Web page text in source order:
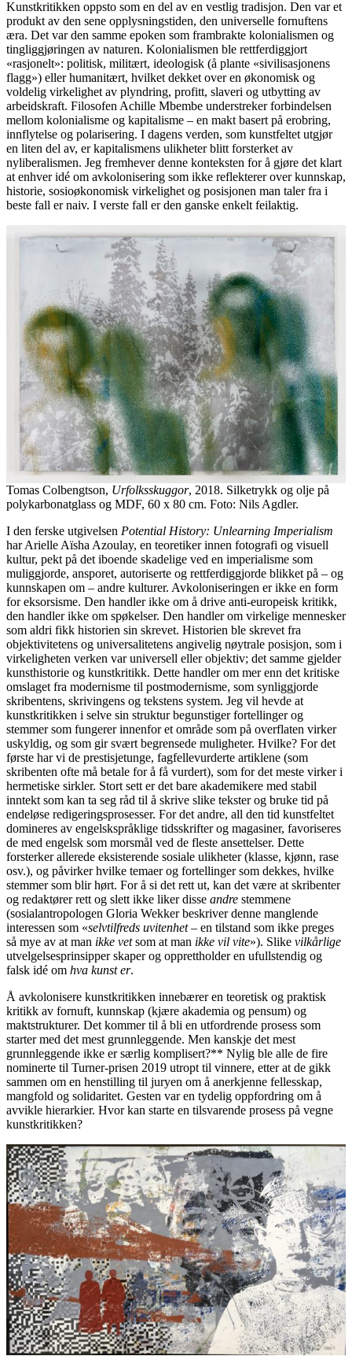
Kunstkritikken oppsto som en del av en vestlig tradisjon. Den var et
produkt av den sene opplysningstiden, den universelle fornuftens
æra. Det var den samme epoken som frambrakte kolonialismen og
tingliggjøringen av naturen. Kolonialismen ble rettferdiggjort
«rasjonelt»: politisk, militært, ideologisk (å plante «sivilisasjonens
flagg») eller humanitært, hvilket dekket over en økonomisk og
voldelig virkelighet av plyndring, profitt, slaveri og utbytting av
arbeidskraft. Filosofen Achille Mbembe understreker forbindelsen
mellom kolonialisme og kapitalisme – en makt basert på erobring,
innflytelse og polarisering. I dagens verden, som kunstfeltet utgjør
en liten del av, er kapitalismens ulikheter blitt forsterket av
nyliberalismen. Jeg fremhever denne konteksten for å gjøre det klart
at enhver idé om avkolonisering som ikke reflekterer over kunnskap,
historie, sosioøkonomisk virkelighet og posisjonen man taler fra i
beste fall er naiv. I verste fall er den ganske enkelt feilaktig.
Tomas Colbengtson, Urfolksskuggor, 2018. Silketrykk og olje på
polykarbonatglass og MDF, 60 x 80 cm. Foto: Nils Agdler.
I den ferske utgivelsen Potential History: Unlearning Imperialism
har Arielle Aïsha Azoulay, en teoretiker innen fotografi og visuell
kultur, pekt på det iboende skadelige ved en imperialisme som
muliggjorde, ansporet, autoriserte og rettferdiggjorde blikket på – og
kunnskapen om – andre kulturer. Avkoloniseringen er ikke en form
for eksorsisme. Den handler ikke om å drive anti-europeisk kritikk,
den handler ikke om spøkelser. Den handler om virkelige mennesker
som aldri fikk historien sin skrevet. Historien ble skrevet fra
objektivitetens og universalitetens angivelig nøytrale posisjon, som i
virkeligheten verken var universell eller objektiv; det samme gjelder
kunsthistorie og kunstkritikk. Dette handler om mer enn det kritiske
omslaget fra modernisme til postmodernisme, som synliggjorde
skribentens, skrivingens og tekstens system. Jeg vil hevde at
kunstkritikken i selve sin struktur begunstiger fortellinger og
stemmer som fungerer innenfor et område som på overflaten virker
uskyldig, og som gir svært begrensede muligheter. Hvilke? For det
første har vi de prestisjetunge, fagfellevurderte artiklene (som
skribenten ofte må betale for å få vurdert), som for det meste virker i
hermetiske sirkler. Stort sett er det bare akademikere med stabil
inntekt som kan ta seg råd til å skrive slike tekster og bruke tid på
endeløse redigeringsprosesser. For det andre, all den tid kunstfeltet
domineres av engelskspråklige tidsskrifter og magasiner, favoriseres
de med engelsk som morsmål ved de fleste ansettelser. Dette
forsterker allerede eksisterende sosiale ulikheter (klasse, kjønn, rase
osv.), og påvirker hvilke temaer og fortellinger som dekkes, hvilke
stemmer som blir hørt. For å si det rett ut, kan det være at skribenter
og redaktører rett og slett ikke liker disse andre stemmene
(sosialantropologen Gloria Wekker beskriver denne manglende
interessen som «selvtilfreds uvitenhet– en tilstand som ikke preges
så mye av at man ikke vetsom at man ikke vil vite»). Slike vilkårlige
utvelgelsesprinsipper skaper og opprettholder en ufullstendig og
falsk idé om hva kunst er.
Å avkolonisere kunstkritikken innebærer en teoretisk og praktisk
kritikk av fornuft, kunnskap (kjære akademia og pensum) og
maktstrukturer. Det kommer til å bli en utfordrende prosess som
starter med det mest grunnleggende. Men kanskje det mest
grunnleggende ikke er særlig komplisert?** Nylig ble alle de fire
nominerte til Turner-prisen 2019 utropt til vinnere, etter at de gikk
sammen om en henstilling til juryen om å anerkjenne fellesskap,
mangfold og solidaritet. Gesten var en tydelig oppfordring om å
avvikle hierarkier. Hvor kan starte en tilsvarende prosess på vegne
kunstkritikken?